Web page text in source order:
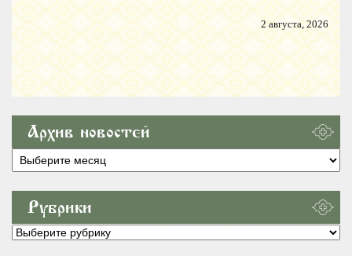
2 августа, 2026
Архив новостей
Архив
новостей
Рубрики
Рубрики